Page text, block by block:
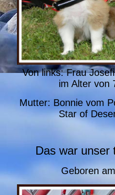
Von links: Frau
im Alter von
Mutter: Bonnie vom
Star of
Das war unser
Geboren am